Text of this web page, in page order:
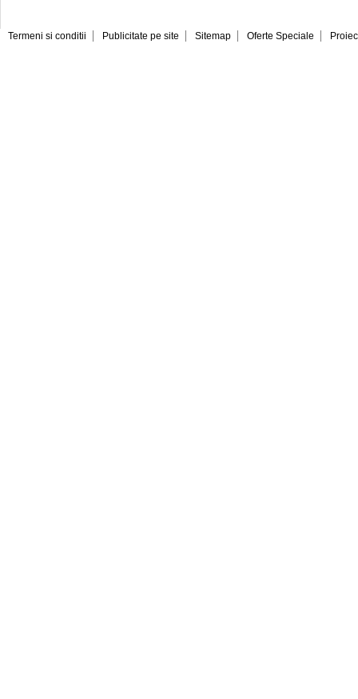
Termeni si conditii Publicitate pe site Sitemap Oferte Speciale